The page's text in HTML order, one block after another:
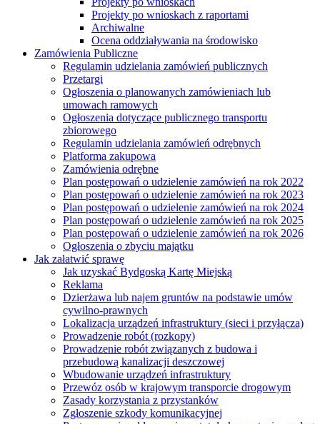
Projekty po wnioskach z raportami
Archiwalne
Ocena oddziaływania na środowisko
Zamówienia Publiczne
Regulamin udzielania zamówień publicznych
Przetargi
Ogłoszenia o planowanych zamówieniach lub
umowach ramowych
Ogłoszenia dotyczące publicznego transportu
zbiorowego
Regulamin udzielania zamówień odrębnych
Platforma zakupowa
Zamówienia odrębne
Plan postępowań o udzielenie zamówień na rok 2022
Plan postępowań o udzielenie zamówień na rok 2023
Plan postępowań o udzielenie zamówień na rok 2024
Plan postępowań o udzielenie zamówień na rok 2025
Plan postępowań o udzielenie zamówień na rok 2026
Ogłoszenia o zbyciu majątku
Jak załatwić sprawę
Jak uzyskać Bydgoską Kartę Miejską
Reklama
Dzierżawa lub najem gruntów na podstawie umów
cywilno-prawnych
Lokalizacja urządzeń infrastruktury (sieci i przyłącza)
Prowadzenie robót (rozkopy)
Prowadzenie robót związanych z budowa i
przebudową kanalizacji deszczowej
Wbudowanie urządzeń infrastruktury
Przewóz osób w krajowym transporcie drogowym
Zasady korzystania z przystanków
Zgłoszenie szkody komunikacyjnej